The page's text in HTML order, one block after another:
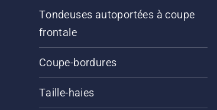
Tondeuses autoportées à coupe
frontale
Coupe-bordures
Taille-haies